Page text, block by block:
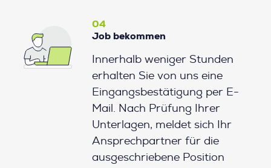
04
Job bekommen
Innerhalb weniger Stunden
erhalten Sie von uns eine
Eingangsbestätigung per E-
Mail. Nach Prüfung Ihrer
Unterlagen, meldet sich Ihr
Ansprechpartner für die
ausgeschriebene Position